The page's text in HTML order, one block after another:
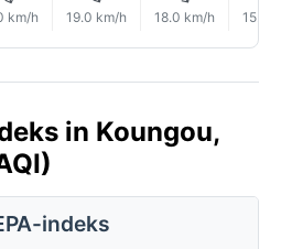
km/h 19.0 km/h 18.0 km/h 15.0
in Koungou,
indeks